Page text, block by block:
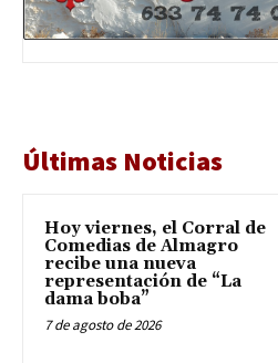
Últimas Noticias
Hoy viernes, el Corral de
Comedias de Almagro
recibe una nueva
representación de “La
dama boba”
7 de agosto de 2026